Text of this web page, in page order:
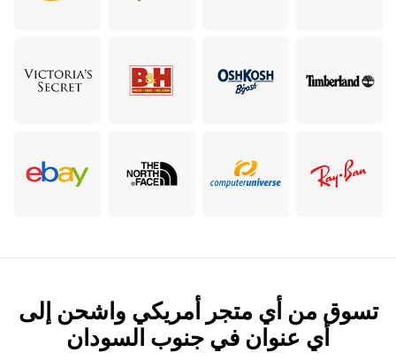
تسوق من أي متجر أمريكي واشحن إلى
أي عنوان في جنوب السودان